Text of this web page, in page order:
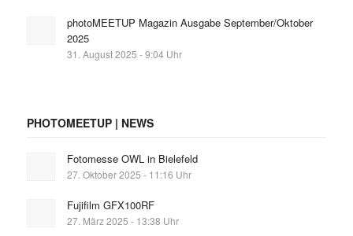
photoMEETUP Magazin Ausgabe September/Oktober
2025
31. August 2025 - 9:04 Uhr
PHOTOMEETUP | NEWS
Fotomesse OWL in Bielefeld
27. Oktober 2025 - 11:16 Uhr
Fujifilm GFX100RF
27. März 2025 - 13:38 Uhr